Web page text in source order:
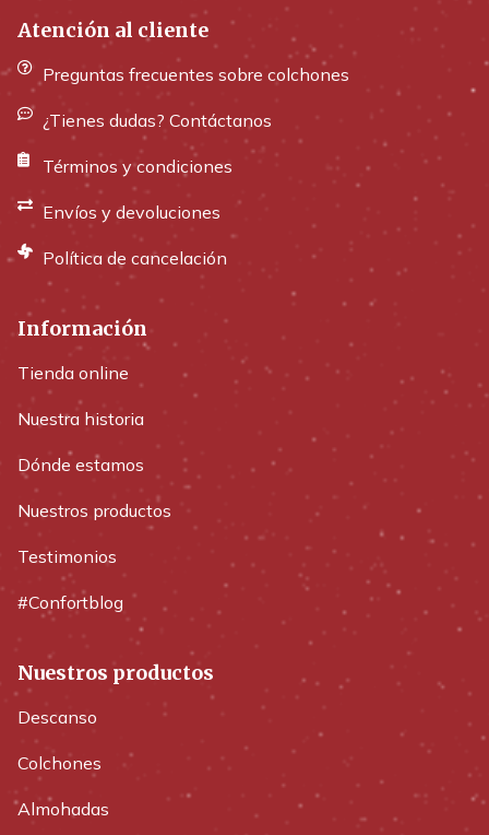
Atención al cliente
Preguntas frecuentes sobre colchones
¿Tienes dudas? Contáctanos
Términos y condiciones
Envíos y devoluciones
Política de cancelación
Información
Tienda online
Nuestra historia
Dónde estamos
Nuestros productos
Testimonios
#Confortblog
Nuestros productos
Descanso
Colchones
Almohadas